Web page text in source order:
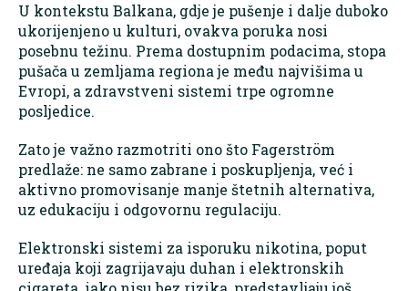
U kontekstu Balkana, gdje je pušenje i dalje duboko
ukorijenjeno u kulturi, ovakva poruka nosi
posebnu težinu. Prema dostupnim podacima, stopa
pušača u zemljama regiona je među najvišima u
Evropi, a zdravstveni sistemi trpe ogromne
posljedice.
Zato je važno razmotriti ono što Fagerström
predlaže: ne samo zabrane i poskupljenja, već i
aktivno promovisanje manje štetnih alternativa,
uz edukaciju i odgovornu regulaciju.
Elektronski sistemi za isporuku nikotina, poput
uređaja koji zagrijavaju duhan i elektronskih